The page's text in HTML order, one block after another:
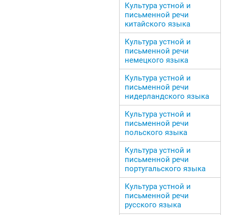
Культура устной и
письменной речи
китайского языка
Культура устной и
письменной речи
немецкого языка
Культура устной и
письменной речи
нидерландского языка
Культура устной и
письменной речи
польского языка
Культура устной и
письменной речи
португальского языка
Культура устной и
письменной речи
русского языка